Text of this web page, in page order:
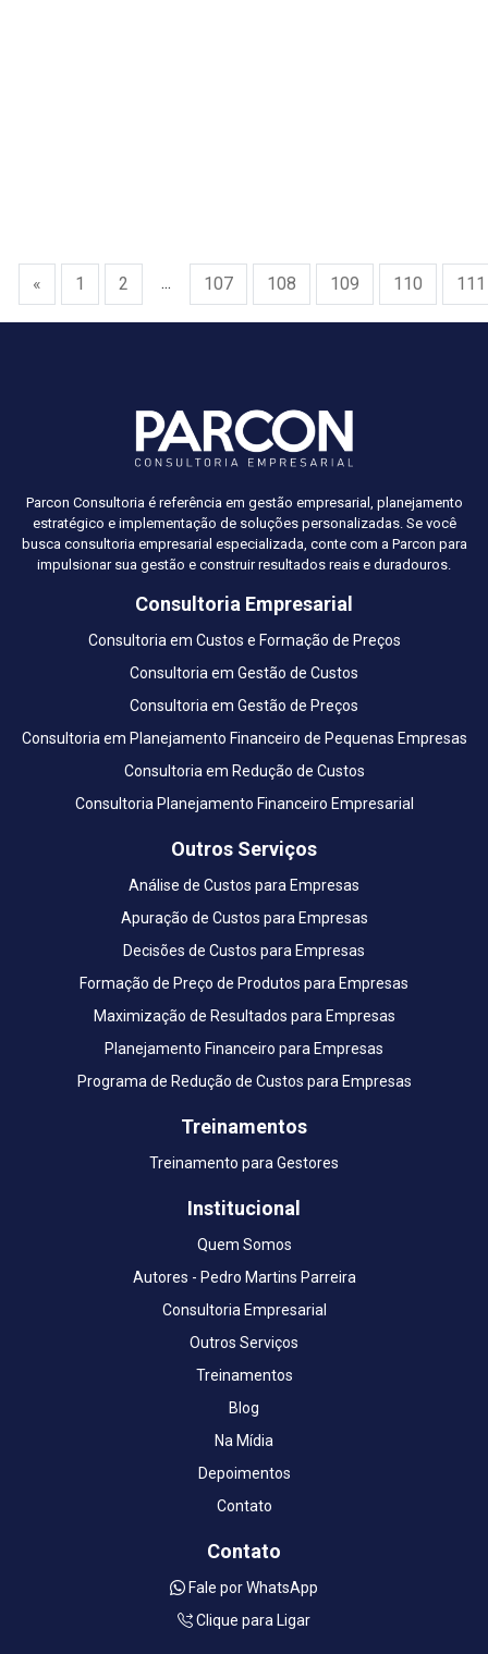
« 1 2 ... 107 108 109 110 111
Parcon Consultoria é referência em gestão empresarial, planejamento
estratégico e implementação de soluções personalizadas. Se você
busca consultoria empresarial especializada, conte com a Parcon para
impulsionar sua gestão e construir resultados reais e duradouros.
Consultoria Empresarial
Consultoria em Custos e Formação de Preços
Consultoria em Gestão de Custos
Consultoria em Gestão de Preços
Consultoria em Planejamento Financeiro de Pequenas Empresas
Consultoria em Redução de Custos
Consultoria Planejamento Financeiro Empresarial
Outros Serviços
Análise de Custos para Empresas
Apuração de Custos para Empresas
Decisões de Custos para Empresas
Formação de Preço de Produtos para Empresas
Maximização de Resultados para Empresas
Planejamento Financeiro para Empresas
Programa de Redução de Custos para Empresas
Treinamentos
Treinamento para Gestores
Institucional
Quem Somos
Autores - Pedro Martins Parreira
Consultoria Empresarial
Outros Serviços
Treinamentos
Blog
Na Mídia
Depoimentos
Contato
Contato
Fale por WhatsApp
Clique para Ligar